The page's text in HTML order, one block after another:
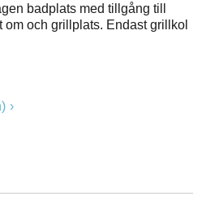
badplats med tillgång till
och grillplats. Endast grillkol